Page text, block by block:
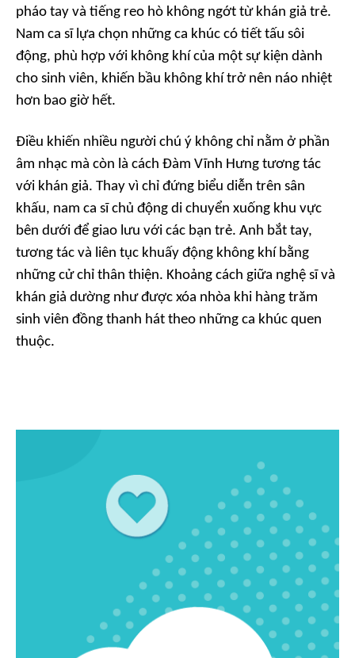
pháo tay và tiếng reo hò không ngớt từ khán giả trẻ.
Nam ca sĩ lựa chọn những ca khúc có tiết tấu sôi
động, phù hợp với không khí của một sự kiện dành
cho sinh viên, khiến bầu không khí trở nên náo nhiệt
hơn bao giờ hết.
Điều khiến nhiều người chú ý không chỉ nằm ở phần
âm nhạc mà còn là cách Đàm Vĩnh Hưng tương tác
với khán giả. Thay vì chỉ đứng biểu diễn trên sân
khấu, nam ca sĩ chủ động di chuyển xuống khu vực
bên dưới để giao lưu với các bạn trẻ. Anh bắt tay,
tương tác và liên tục khuấy động không khí bằng
những cử chỉ thân thiện. Khoảng cách giữa nghệ sĩ và
khán giả dường như được xóa nhòa khi hàng trăm
sinh viên đồng thanh hát theo những ca khúc quen
thuộc.